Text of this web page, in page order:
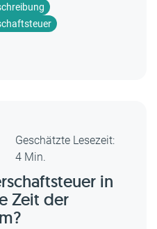
Geschätzte Lesezeit:
4 Min.
in
Zeit der